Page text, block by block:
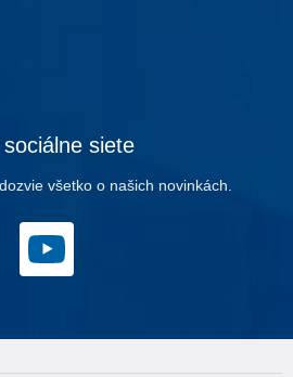
siete
všetko o našich novinkách.